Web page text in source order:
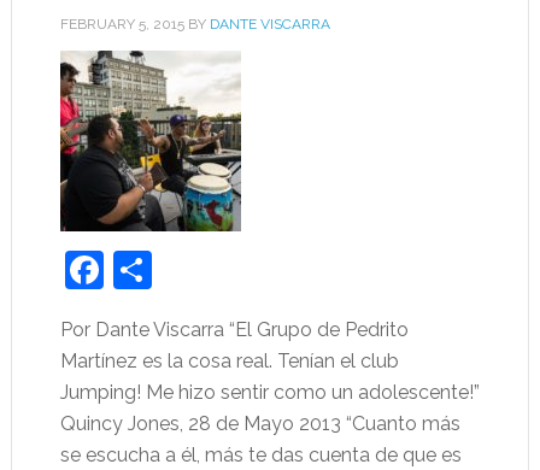
FEBRUARY 5, 2015BY DANTE VISCARRA
Facebook
Share
Por Dante Viscarra “El Grupo de Pedrito
Martínez es la cosa real. Tenían el club
Jumping! Me hizo sentir como un adolescente!”
Quincy Jones, 28 de Mayo 2013 “Cuanto más
se escucha a él, más te das cuenta de que es